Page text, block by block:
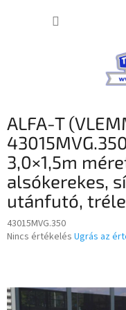
ALFA-T
3,0×1,5m
alsókerekes,
utánfutó,
43015MVG.350
A
5-
ből
Nincs értékelés Ugrás az